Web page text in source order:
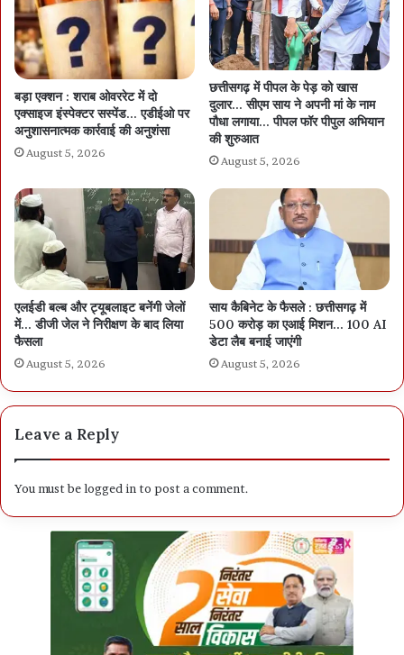
बड़ा एक्शन : शराब ओवररेट में दो
एक्साइज इंस्पेक्टर सस्पेंड… एडीईओ पर
अनुशासनात्मक कार्रवाई की अनुशंसा
August 5, 2026
छत्तीसगढ़ में पीपल के पेड़ को खास
दुलार… सीएम साय ने अपनी मां के नाम
पौधा लगाया… पीपल फॉर पीपुल अभियान
की शुरुआत
August 5, 2026
एलईडी बल्ब और ट्यूबलाइट बनेंगी जेलों
में… डीजी जेल ने निरीक्षण के बाद लिया
फैसला
August 5, 2026
साय कैबिनेट के फैसले : छत्तीसगढ़ में
500 करोड़ का एआई मिशन… 100 AI
डेटा लैब बनाई जाएंगी
August 5, 2026
Leave a Reply
You must belogged in to post a comment.